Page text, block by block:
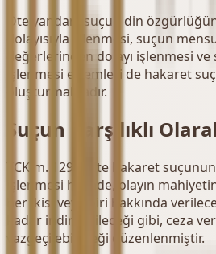
Öte yandan, suçun din
dolayısıyla işlenmesi, suçun
değerlerinden dolayı işlenmesi
işlenmesi eylemleri de hakaret
oluşturmaktadır.
Suçun Karşılıklı
TCK m. 129/f.3'te hakaret
işlenmesi halinde, olayın
her ikisi veya biri hakkında
kadar indirilebileceği gibi, ceza
vazgeçilebileceği düzenlenmiştir.